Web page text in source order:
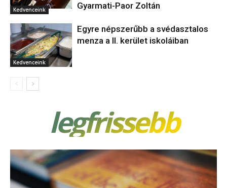
Kedvenceink
Gyarmati-Paor Zoltán
Kedvenceink
Egyre népszerűbb a svédasztalos
menza a II. kerület iskoláiban
legfrissebb